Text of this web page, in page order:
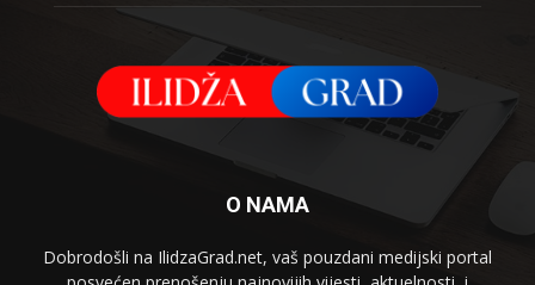
O NAMA
Dobrodošli na IlidzaGrad.net, vaš pouzdani medijski portal